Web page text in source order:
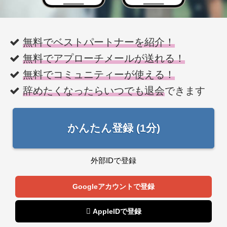
無料でベストパートナーを紹介！
無料でアプローチメールが送れる！
無料でコミュニティーが使える！
辞めたくなったらいつでも退会できます
かんたん登録 (1分)
外部IDで登録
Googleアカウントで登録
 AppleIDで登録